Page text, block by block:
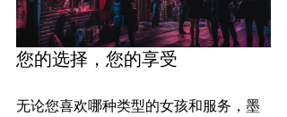
您的选择，您的享受
无论您喜欢哪种类型的女孩和服务，墨